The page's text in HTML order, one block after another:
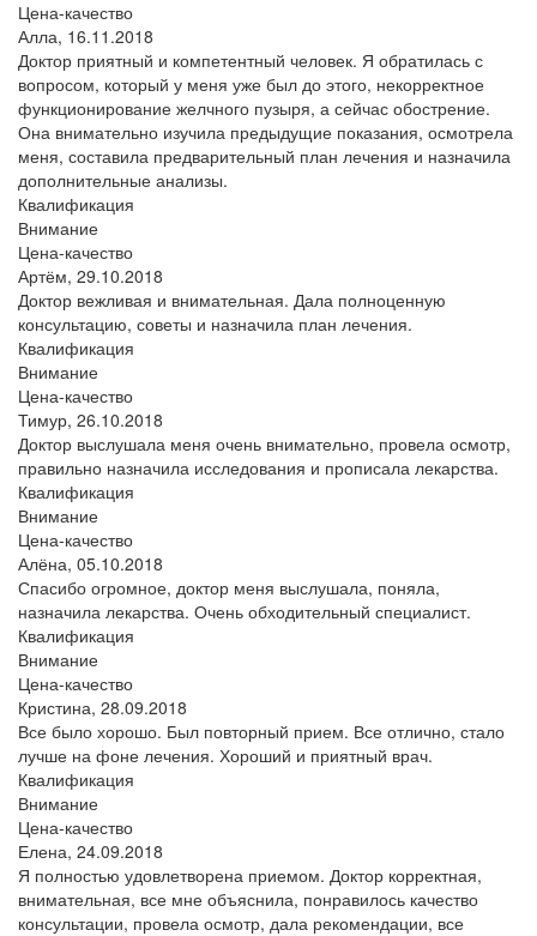
Цена-качество
Алла, 16.11.2018
Доктор приятный и компетентный человек. Я обратилась с
вопросом, который у меня уже был до этого, некорректное
функционирование желчного пузыря, а сейчас обострение.
Она внимательно изучила предыдущие показания, осмотрела
меня, составила предварительный план лечения и назначила
дополнительные анализы.
Квалификация
Внимание
Цена-качество
Артём, 29.10.2018
Доктор вежливая и внимательная. Дала полноценную
консультацию, советы и назначила план лечения.
Квалификация
Внимание
Цена-качество
Тимур, 26.10.2018
Доктор выслушала меня очень внимательно, провела осмотр,
правильно назначила исследования и прописала лекарства.
Квалификация
Внимание
Цена-качество
Алёна, 05.10.2018
Спасибо огромное, доктор меня выслушала, поняла,
назначила лекарства. Очень обходительный специалист.
Квалификация
Внимание
Цена-качество
Кристина, 28.09.2018
Все было хорошо. Был повторный прием. Все отлично, стало
лучше на фоне лечения. Хороший и приятный врач.
Квалификация
Внимание
Цена-качество
Елена, 24.09.2018
Я полностью удовлетворена приемом. Доктор корректная,
внимательная, все мне объяснила, понравилось качество
консультации, провела осмотр, дала рекомендации, все